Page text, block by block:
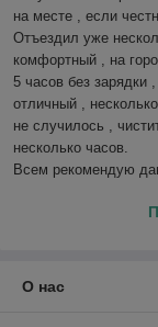
на месте , если
Отъездил уже
комфортный , на
5 часов без зарядки
отличный ,
не случилось ,
несколько часов.
Всем рекомендую
О нас